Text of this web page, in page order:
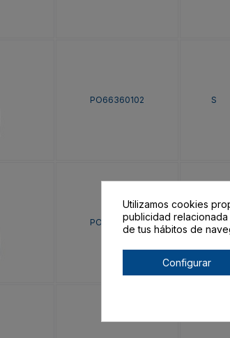
PO66360102 S
PO66360105 S
Utilizamos cookies
publicidad
de tus hábitos de
Configurar